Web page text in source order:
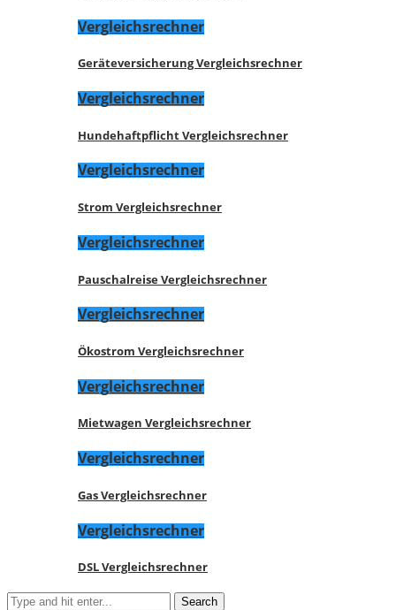
Vergleichsrechner
Geräteversicherung Vergleichsrechner
Vergleichsrechner
Hundehaftpflicht Vergleichsrechner
Vergleichsrechner
Strom Vergleichsrechner
Vergleichsrechner
Pauschalreise Vergleichsrechner
Vergleichsrechner
Ökostrom Vergleichsrechner
Vergleichsrechner
Mietwagen Vergleichsrechner
Vergleichsrechner
Gas Vergleichsrechner
Vergleichsrechner
DSL Vergleichsrechner